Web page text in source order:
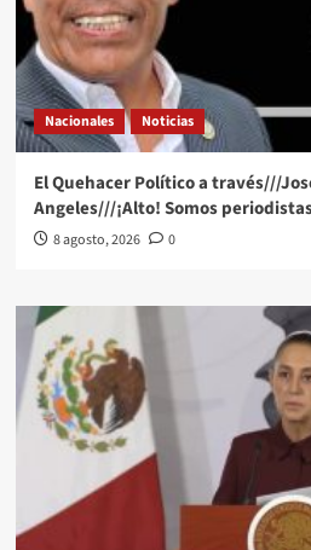
Nacionales Noticias
El Quehacer Político a través///
Angeles///¡Alto! Somos
8 agosto, 2026 0